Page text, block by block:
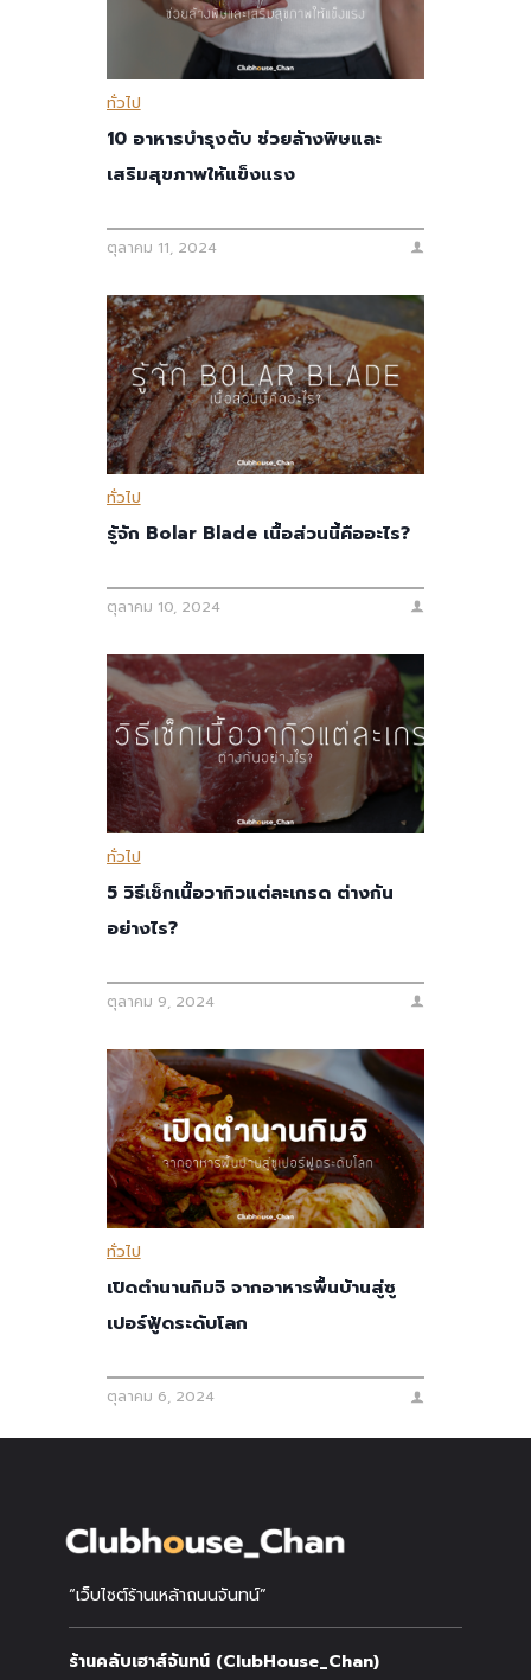
ทั่วไป
10 อาหารบำรุงตับ ช่วยล้างพิษและ
เสริมสุขภาพให้แข็งแรง
ตุลาคม 11, 2024
ทั่วไป
รู้จัก Bolar Blade เนื้อส่วนนี้คืออะไร?
ตุลาคม 10, 2024
ทั่วไป
5 วิธีเช็กเนื้อวากิวแต่ละเกรด ต่างกัน
อย่างไร?
ตุลาคม 9, 2024
ทั่วไป
เปิดตำนานกิมจิ จากอาหารพื้นบ้านสู่ซู
เปอร์ฟู้ดระดับโลก
ตุลาคม 6, 2024
“เว็บไซต์ร้านเหล้าถนนจันทน์”
ร้านคลับเฮาส์จันทน์ (ClubHouse_Chan)